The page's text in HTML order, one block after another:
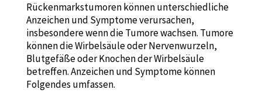
Rückenmarkstumoren können unterschiedliche
Anzeichen und Symptome verursachen,
insbesondere wenn die Tumore wachsen. Tumore
können die Wirbelsäule oder Nervenwurzeln,
Blutgefäße oder Knochen der Wirbelsäule
betreffen. Anzeichen und Symptome können
Folgendes umfassen.